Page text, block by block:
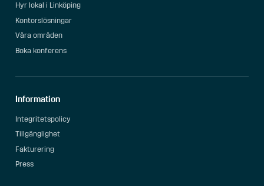
Hyr lokal i Linköping
Kontorslösningar
Våra områden
Boka konferens
Information
Integritetspolicy
Tillgänglighet
Fakturering
Press